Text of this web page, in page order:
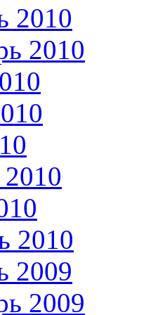
2010
2010
2010
2009
2009